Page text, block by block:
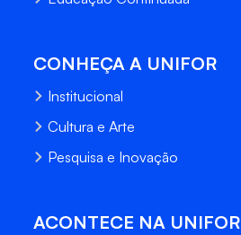
CONHEÇA A UNIFOR
Institucional
Cultura e Arte
Pesquisa e Inovação
ACONTECE NA UNIFOR